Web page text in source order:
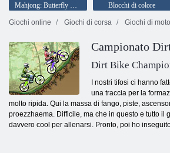
Mahjong: Butterfly Kyodai HD Blocchi di colore
Giochi online
Giochi di corsa Giochi di moto
Campionato
Dirt Bike
I nostri tifosi ci hanno
una traccia per la
molto ripida. Qui la massa di fango, piste,
proezzhaema. Difficile, ma che in questo e tutto il
davvero cool per allenarsi. Pronto, poi ho